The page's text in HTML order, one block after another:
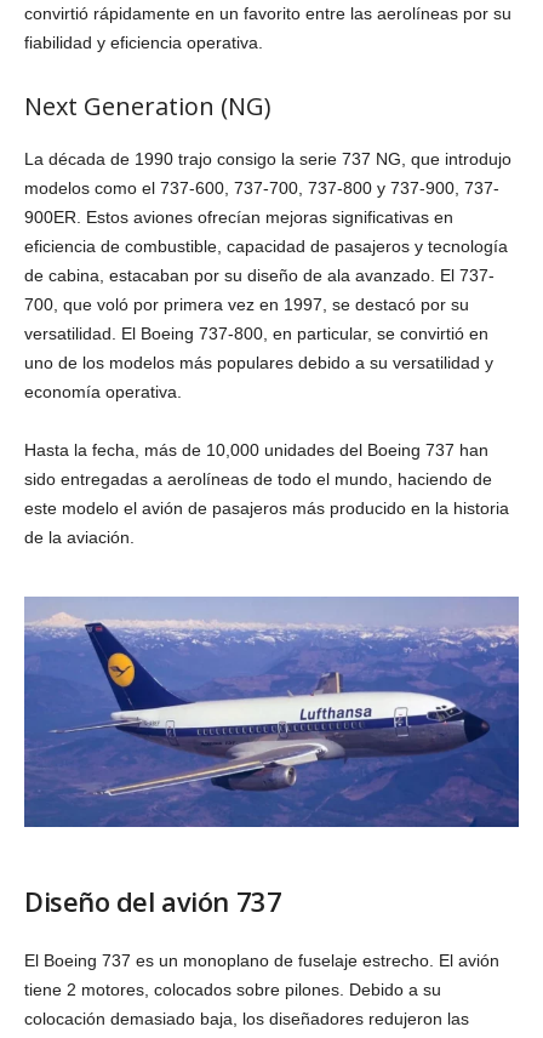
convirtió rápidamente en un favorito entre las aerolíneas por su
fiabilidad y eficiencia operativa.
Next Generation (NG)
La década de 1990 trajo consigo la serie 737 NG, que introdujo
modelos como el 737-600, 737-700, 737-800 y 737-900, 737-
900ER. Estos aviones ofrecían mejoras significativas en
eficiencia de combustible, capacidad de pasajeros y tecnología
de cabina, estacaban por su diseño de ala avanzado. El 737-
700, que voló por primera vez en 1997, se destacó por su
versatilidad. El Boeing 737-800, en particular, se convirtió en
uno de los modelos más populares debido a su versatilidad y
economía operativa.
Hasta la fecha, más de 10,000 unidades del Boeing 737 han
sido entregadas a aerolíneas de todo el mundo, haciendo de
este modelo el avión de pasajeros más producido en la historia
de la aviación.
Diseño del avión 737
El Boeing 737 es un monoplano de fuselaje estrecho. El avión
tiene 2 motores, colocados sobre pilones. Debido a su
colocación demasiado baja, los diseñadores redujeron las